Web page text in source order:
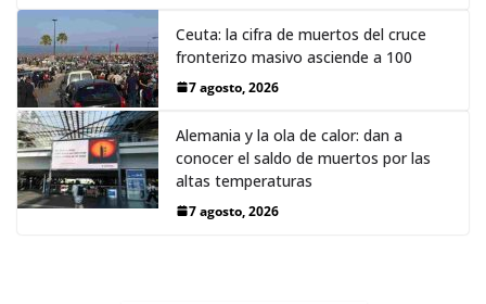
Ceuta: la cifra de muertos del cruce
fronterizo masivo asciende a 100
7 agosto, 2026
Alemania y la ola de calor: dan a
conocer el saldo de muertos por las
altas temperaturas
7 agosto, 2026